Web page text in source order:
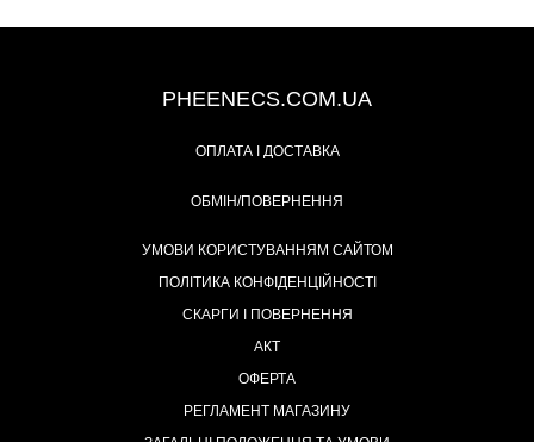
PHEENECS.COM.UA
ОПЛАТА І ДОСТАВКА
ОБМІН/ПОВЕРНЕННЯ
УМОВИ КОРИСТУВАННЯМ САЙТОМ
ПОЛІТИКА КОНФІДЕНЦІЙНОСТІ
СКАРГИ І ПОВЕРНЕННЯ
АКТ
ОФЕРТА
РЕГЛАМЕНТ МАГАЗИНУ